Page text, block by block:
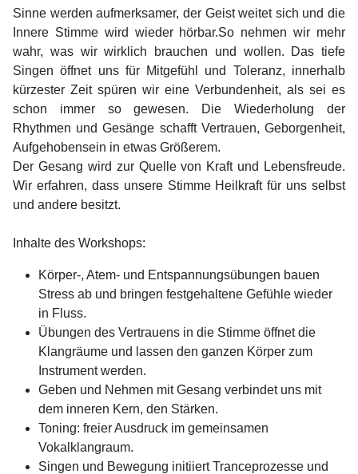
Sinne werden aufmerksamer, der Geist weitet sich und die
Innere Stimme wird wieder hörbar.So nehmen wir mehr
wahr, was wir wirklich brauchen und wollen. Das tiefe
Singen öffnet uns für Mitgefühl und Toleranz, innerhalb
kürzester Zeit spüren wir eine Verbundenheit, als sei es
schon immer so gewesen. Die Wiederholung der
Rhythmen und Gesänge schafft Vertrauen, Geborgenheit,
Aufgehobensein in etwas Größerem.
Der Gesang wird zur Quelle von Kraft und Lebensfreude.
Wir erfahren, dass unsere Stimme Heilkraft für uns selbst
und andere besitzt.
Inhalte des Workshops:
Körper-, Atem- und Entspannungsübungen bauen
Stress ab und bringen festgehaltene Gefühle wieder
in Fluss.
Übungen des Vertrauens in die Stimme öffnet die
Klangräume und lassen den ganzen Körper zum
Instrument werden.
Geben und Nehmen mit Gesang verbindet uns mit
dem inneren Kern, den Stärken.
Toning: freier Ausdruck im gemeinsamen
Vokalklangraum.
Singen und Bewegung initiiert Tranceprozesse und